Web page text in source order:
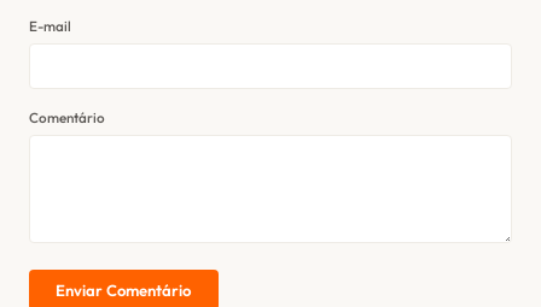
E-mail
Comentário
Enviar Comentário